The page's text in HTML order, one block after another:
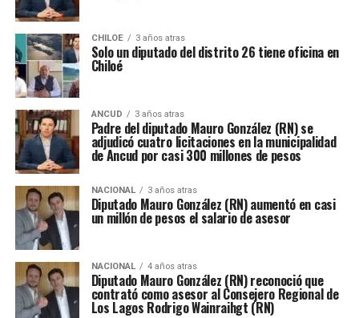
CHILOE 3 años atras
Solo un diputado del distrito 26 tiene oficina en
Chiloé
ANCUD 3 años atras
Padre del diputado Mauro González (RN) se
adjudicó cuatro licitaciones en la municipalidad
de Ancud por casi 300 millones de pesos
NACIONAL 3 años atras
Diputado Mauro González (RN) aumentó en casi
un millón de pesos el salario de asesor
NACIONAL 4 años atras
Diputado Mauro González (RN) reconoció que
contrató como asesor al Consejero Regional de
Los Lagos Rodrigo Wainraihgt (RN)